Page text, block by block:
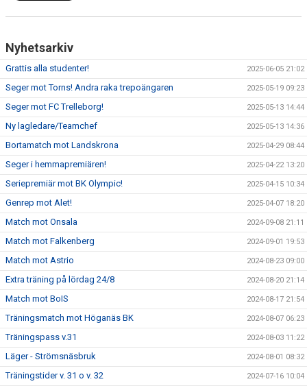
Nyhetsarkiv
Grattis alla studenter! 2025-06-05 21:02
Seger mot Torns! Andra raka trepoängaren 2025-05-19 09:23
Seger mot FC Trelleborg! 2025-05-13 14:44
Ny lagledare/Teamchef 2025-05-13 14:36
Bortamatch mot Landskrona 2025-04-29 08:44
Seger i hemmapremiären! 2025-04-22 13:20
Seriepremiär mot BK Olympic! 2025-04-15 10:34
Genrep mot Alet! 2025-04-07 18:20
Match mot Onsala 2024-09-08 21:11
Match mot Falkenberg 2024-09-01 19:53
Match mot Astrio 2024-08-23 09:00
Extra träning på lördag 24/8 2024-08-20 21:14
Match mot BoIS 2024-08-17 21:54
Träningsmatch mot Höganäs BK 2024-08-07 06:23
Träningspass v.31 2024-08-03 11:22
Läger - Strömsnäsbruk 2024-08-01 08:32
Träningstider v. 31 o v. 32 2024-07-16 10:04